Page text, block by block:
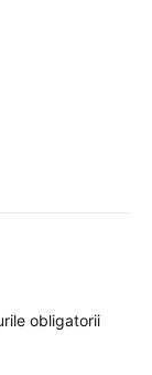
obligatorii